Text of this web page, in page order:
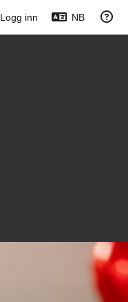
Logg inn NB